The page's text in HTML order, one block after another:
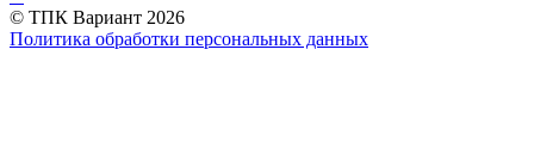
© ТПК Вариант 2026
Политика обработки персональных данных